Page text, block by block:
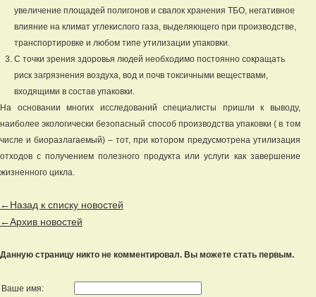
увеличение площадей полигонов и свалок хранения ТБО, негативное
влияние на климат углекислого газа, выделяющего при производстве,
транспортировке и любом типе утилизации упаковки.
С точки зрения здоровья людей необходимо постоянно сокращать
риск загрязнения воздуха, вод и почв токсичными веществами,
входящими в состав упаковки.
На основании многих исследований специалисты пришли к выводу,
наиболее экологически безопасный способ производства упаковки ( в том
числе и биоразлагаемый) – тот, при котором предусмотрена утилизация
отходов с получением полезного продукта или услуги как завершение
жизненного цикла.
←Назад к списку новостей
←Архив новостей
Данную страницу никто не комментировал. Вы можете стать первым.
Ваше имя: